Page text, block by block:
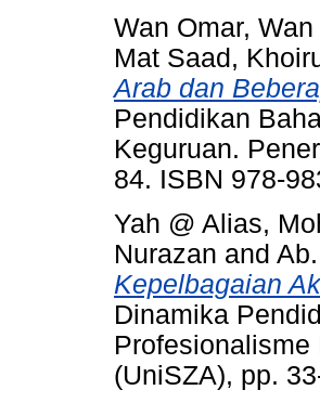
Wan Omar,
Mat Saad,
Arab dan
Pendidikan
Keguruan.
84. ISBN 978-
Yah @ Alias,
Nurazan and
Kepelbagaian
Dinamika
(UniSZA), pp.